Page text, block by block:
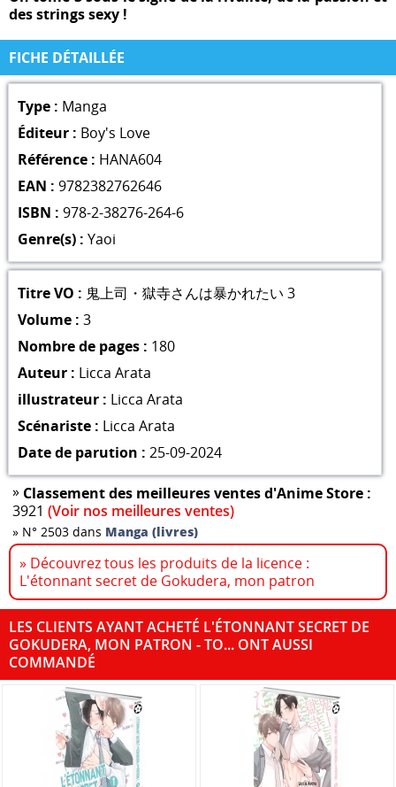
des strings sexy !
FICHE DÉTAILLÉE
Type : Manga
Éditeur : Boy's Love
Référence : HANA604
EAN : 9782382762646
ISBN : 978-2-38276-264-6
Genre(s) : Yaoi
Titre VO : 鬼上司・獄寺さんは暴かれたい 3
Volume : 3
Nombre de pages : 180
Auteur : Licca Arata
illustrateur : Licca Arata
Scénariste : Licca Arata
Date de parution : 25-09-2024
» Classement des meilleures ventes d'Anime Store :
3921(Voir nos meilleures ventes)
» N° 2503 dans Manga (livres)
» Découvrez tous les produits de la licence :
L'étonnant secret de Gokudera, mon patron
LES CLIENTS AYANT ACHETÉ L'ÉTONNANT SECRET DE
GOKUDERA, MON PATRON - TO... ONT AUSSI
COMMANDÉ